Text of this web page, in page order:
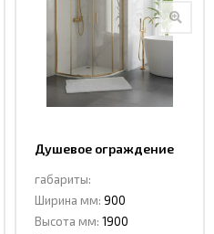
Душевое ограждение
90 MATT GOLD
габариты:
Ширина мм: 900
Высота мм: 1900